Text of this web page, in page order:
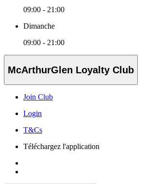
09:00 - 21:00
Dimanche
09:00 - 21:00
McArthurGlen Loyalty Club
Join Club
Login
T&Cs
Téléchargez l'application